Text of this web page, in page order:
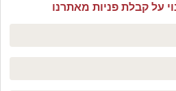
על קבלת פניות מאתרנו